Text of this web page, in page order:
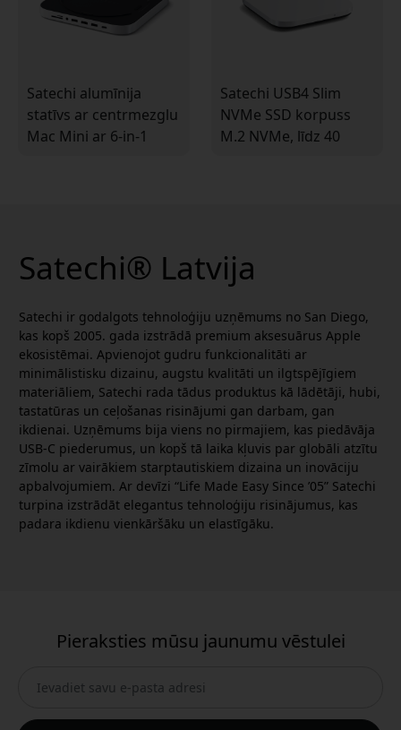
Satechi alumīnija
statīvs ar centrmezglu
Mac Mini ar 6-in-1
Satechi USB4 Slim
NVMe SSD korpuss
M.2 NVMe, līdz 40
Satechi® Latvija
Satechi ir godalgots tehnoloģiju uzņēmums no San Diego,
kas kopš 2005. gada izstrādā premium aksesuārus Apple
ekosistēmai. Apvienojot gudru funkcionalitāti ar
minimālistisku dizainu, augstu kvalitāti un ilgtspējīgiem
materiāliem, Satechi rada tādus produktus kā lādētāji, hubi,
tastatūras un ceļošanas risinājumi gan darbam, gan
ikdienai. Uzņēmums bija viens no pirmajiem, kas piedāvāja
USB-C piederumus, un kopš tā laika kļuvis par globāli atzītu
zīmolu ar vairākiem starptautiskiem dizaina un inovāciju
apbalvojumiem. Ar devīzi “Life Made Easy Since ’05” Satechi
turpina izstrādāt elegantus tehnoloģiju risinājumus, kas
padara ikdienu vienkāršāku un elastīgāku.
Pieraksties mūsu jaunumu vēstulei